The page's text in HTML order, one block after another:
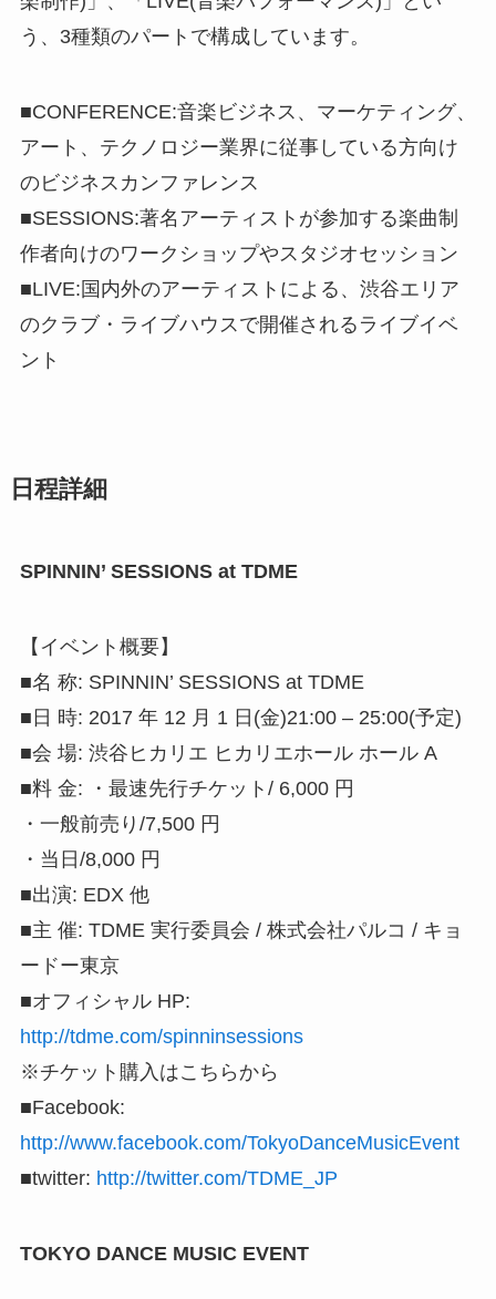
う、3種類のパートで構成しています。
■CONFERENCE:音楽ビジネス、マーケティング、
アート、テクノロジー業界に従事している方向け
のビジネスカンファレンス
■SESSIONS:著名アーティストが参加する楽曲制
作者向けのワークショップやスタジオセッション
■LIVE:国内外のアーティストによる、渋谷エリア
のクラブ・ライブハウスで開催されるライブイベ
ント
日程詳細
SPINNIN’ SESSIONS at TDME
【イベント概要】
■名 称: SPINNIN’ SESSIONS at TDME
■日 時: 2017 年 12 月 1 日(金)21:00 – 25:00(予定)
■会 場: 渋谷ヒカリエ ヒカリエホール ホール A
■料 金: ・最速先行チケット/ 6,000 円
・一般前売り/7,500 円
・当日/8,000 円
■出演: EDX 他
■主 催: TDME 実行委員会 / 株式会社パルコ / キョ
ードー東京
■オフィシャル HP:
http://tdme.com/spinninsessions
※チケット購入はこちらから
■Facebook:
http://www.facebook.com/TokyoDanceMusicEvent
■twitter: http://twitter.com/TDME_JP
TOKYO DANCE MUSIC EVENT